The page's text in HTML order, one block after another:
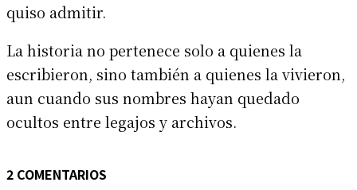
quiso admitir.
La historia no pertenece solo a quienes la
escribieron, sino también a quienes la vivieron,
aun cuando sus nombres hayan quedado
ocultos entre legajos y archivos.
2 COMENTARIOS